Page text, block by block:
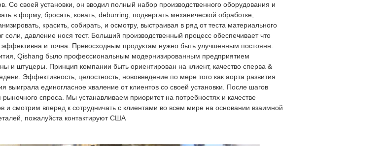
Со своей установки, он вводил полный набор производственного оборудования и
в форму, бросать, ковать, deburring, подвергать механической обработке,
красить, собирать, и осмотру, выстраивая в ряд от теста материального
соли, давление нося тест. Больший производственный процесс обеспечивает что
и точна. Превосходным продуктам нужно быть улучшенным постоянн.
Qishang было профессиональным модернизированным предприятием
и штуцеры. Принцип компании быть ориентирован на клиент, качество сперва &
Эффективность, целостность, нововведение по мере того как аорта развития
выиграла единогласное хваление от клиентов со своей установки. После шагов
рыночного спроса. Мы устанавливаем приоритет на потребностях и качестве
и смотрим вперед к сотрудничать с клиентами во всем мире на основании взаимной
пожалуйста контактируют США